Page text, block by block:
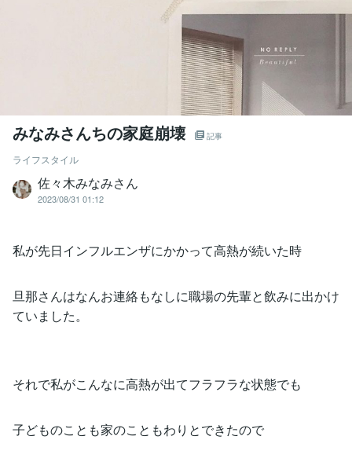
みなみさんちの家庭崩壊 記事
ライフスタイル
佐々木みなみさん
2023/08/31 01:12
私が先日インフルエンザにかかって高熱が続いた時
旦那さんはなんお連絡もなしに職場の先輩と飲みに出かけ
ていました。
それで私がこんなに高熱が出てフラフラな状態でも
子どものことも家のこともわりとできたので